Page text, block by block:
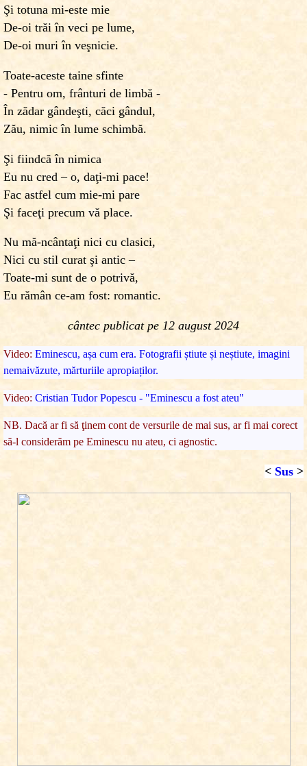
Şi totuna mi-este mie
De-oi trăi în veci pe lume,
De-oi muri în veşnicie.
Toate-aceste taine sfinte
- Pentru om, frânturi de limbă -
În zădar gândeşti, căci gândul,
Zău, nimic în lume schimbă.
Şi fiindcă în nimica
Eu nu cred – o, daţi-mi pace!
Fac astfel cum mie-mi pare
Şi faceţi precum vă place.
Nu mă-ncântaţi nici cu clasici,
Nici cu stil curat şi antic –
Toate-mi sunt de o potrivă,
Eu rămân ce-am fost: romantic.
cântec publicat pe 12 august 2024
Video: Eminescu, așa cum era. Fotografii știute și neștiute, imagini
nemaivăzute, mărturiile apropiaților.
Video: Cristian Tudor Popescu - "Eminescu a fost ateu"
NB. Dacă ar fi să ţinem cont de versurile de mai sus, ar fi mai corect
să-l considerăm pe Eminescu nu ateu, ci agnostic.
< Sus >